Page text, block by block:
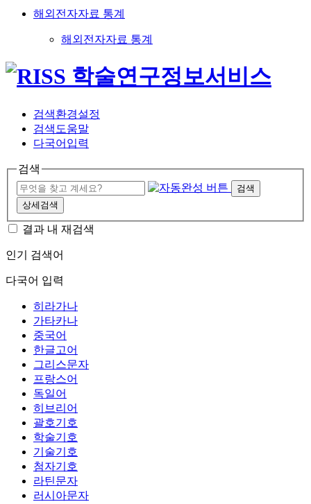
해외전자자료 통계
해외전자자료 통계
검색환경설정
검색도움말
다국어입력
검색
검색
상세검색
결과 내 재검색
인기 검색어
다국어 입력
히라가나
가타카나
중국어
한글고어
그리스문자
프랑스어
독일어
히브리어
괄호기호
학술기호
기술기호
첨자기호
라틴문자
러시아문자